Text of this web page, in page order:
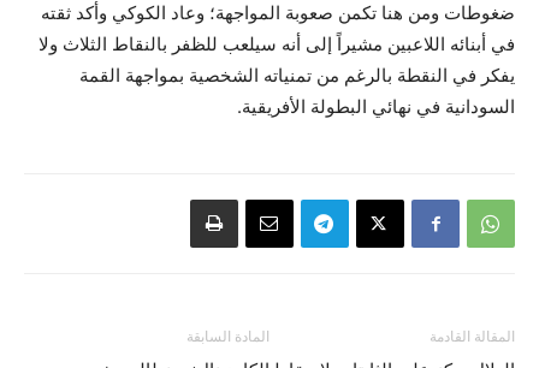
ضغوطات ومن هنا تكمن صعوبة المواجهة؛ وعاد الكوكي وأكد ثقته
في أبنائه اللاعبين مشيراً إلى أنه سيلعب للظفر بالنقاط الثلاث ولا
يفكر في النقطة بالرغم من تمنياته الشخصية بمواجهة القمة
السودانية في نهائي البطولة الأفريقية.
المادة السابقة المقالة القادمة